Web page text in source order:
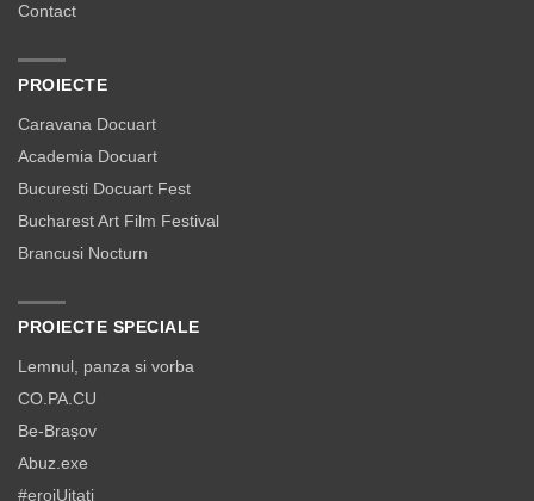
Contact
PROIECTE
Caravana Docuart
Academia Docuart
Bucuresti Docuart Fest
Bucharest Art Film Festival
Brancusi Nocturn
PROIECTE SPECIALE
Lemnul, panza si vorba
CO.PA.CU
Be-Brașov
Abuz.exe
#eroiUitați